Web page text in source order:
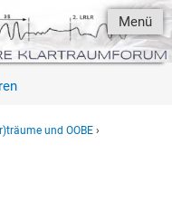
Menü
und OOBE ›